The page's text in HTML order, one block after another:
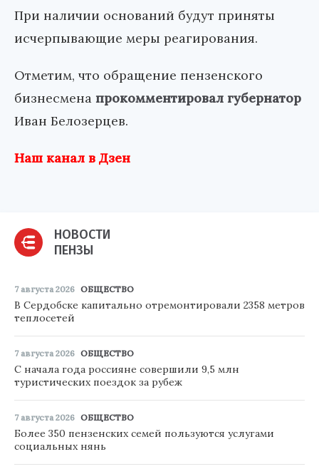
При наличии оснований будут приняты
исчерпывающие меры реагирования.
Отметим, что обращение пензенского
бизнесмена прокомментировал губернатор
Иван Белозерцев.
Наш канал в Дзен
НОВОСТИ
ПЕНЗЫ
7 августа 2026 ОБЩЕСТВО
В Сердобске капитально отремонтировали 2358 метров
теплосетей
7 августа 2026 ОБЩЕСТВО
С начала года россияне совершили 9,5 млн
туристических поездок за рубеж
7 августа 2026 ОБЩЕСТВО
Более 350 пензенских семей пользуются услугами
социальных нянь